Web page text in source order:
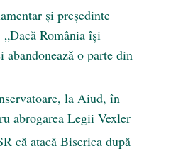
și președinte
România își
o parte din
la Aiud, în
abrogarea Legii Vexler
că atacă Biserica după